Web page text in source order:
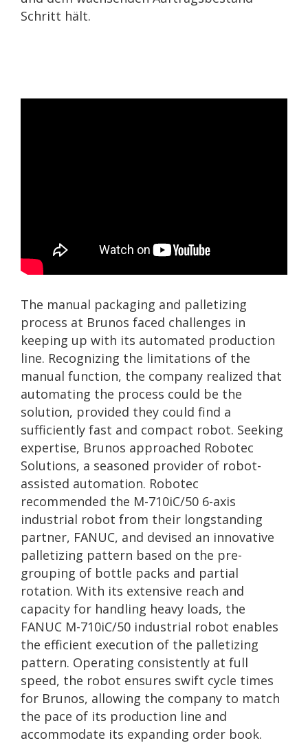
Schritt hält.
The manual packaging and palletizing
process at Brunos faced challenges in
keeping up with its automated production
line. Recognizing the limitations of the
manual function, the company realized that
automating the process could be the
solution, provided they could find a
sufficiently fast and compact robot. Seeking
expertise, Brunos approached Robotec
Solutions, a seasoned provider of robot-
assisted automation. Robotec
recommended the M-710iC/50 6-axis
industrial robot from their longstanding
partner, FANUC, and devised an innovative
palletizing pattern based on the pre-
grouping of bottle packs and partial
rotation. With its extensive reach and
capacity for handling heavy loads, the
FANUC M-710iC/50 industrial robot enables
the efficient execution of the palletizing
pattern. Operating consistently at full
speed, the robot ensures swift cycle times
for Brunos, allowing the company to match
the pace of its production line and
accommodate its expanding order book.